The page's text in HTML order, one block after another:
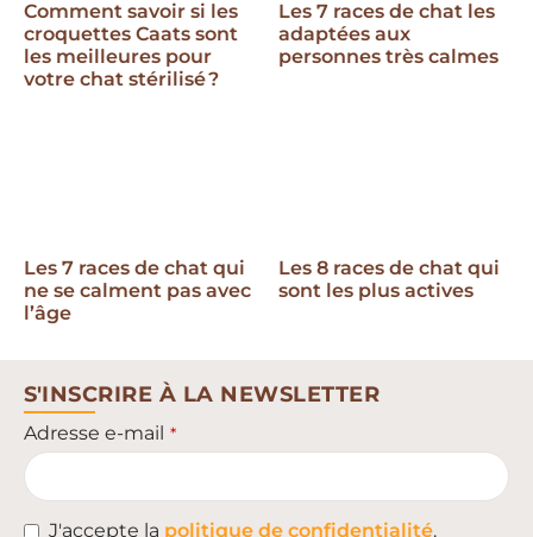
Comment savoir si les
croquettes Caats sont
les meilleures pour
votre chat stérilisé ?
Les 7 races de chat les
adaptées aux
personnes très calmes
Les 7 races de chat qui
ne se calment pas avec
l’âge
Les 8 races de chat qui
sont les plus actives
S'INSCRIRE À LA NEWSLETTER
Adresse e-mail *
J'accepte la politique de confidentialité.